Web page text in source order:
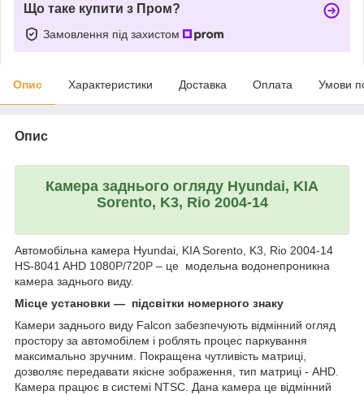
Що таке купити з Пром?
Замовлення під захистом
Опис Характеристики Доставка Оплата Умови
Опис
Камера заднього огляду Hyundai, KIA
Sorento, K3, Rio 2004-14
Автомобільна камера Hyundai, KIA Sorento, K3, Rio 2004-14
HS-8041 AHD 1080P/720P – це модельна водонепроникна
камера заднього виду.
Місце установки — підсвітки номерного знаку
Камери заднього виду Falcon забезпечують відмінний огляд
простору за автомобілем і роблять процес паркування
максимально зручним. Покращена чутливість матриці,
дозволяє передавати якісне зображення, тип матриці - AHD.
Камера працює в системі NTSC. Дана камера це відмінний